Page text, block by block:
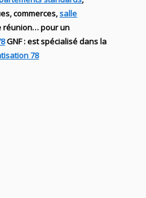
, commerces,salle
réunion… pour un
GNF:estspécialisédans la
78